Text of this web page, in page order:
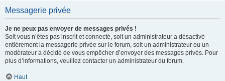
Messagerie privée
Je ne peux pas envoyer de messages privés !
Soit vous n’êtes pas inscrit et connecté, soit un administrateur a désactivé
entièrement la messagerie privée sur le forum, soit un administrateur ou un
modérateur a décidé de vous empêcher d’envoyer des messages privés. Pour
plus d’informations, veuillez contacter un administrateur du forum.
Haut